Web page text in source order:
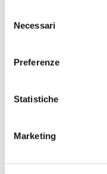
delNecessari
Preferenze
Statistiche
Marketing